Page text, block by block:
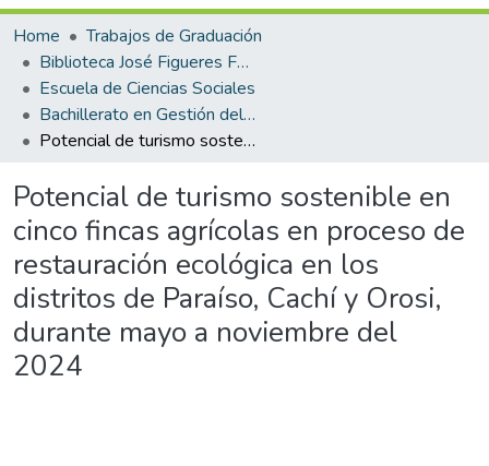
Home
Trabajos de Graduación
Biblioteca José Figueres Ferrer
Escuela de Ciencias Sociales
Bachillerato en Gestión del Turismo Sostenible
Potencial de turismo sostenible en cinco fincas agrícolas en proceso de restauración ecológica en los distritos de Paraíso, Cachí y Orosi, durante mayo a noviembre del 2024
Potencial de turismo sostenible en
cinco fincas agrícolas en proceso de
restauración ecológica en los
distritos de Paraíso, Cachí y Orosi,
durante mayo a noviembre del
2024